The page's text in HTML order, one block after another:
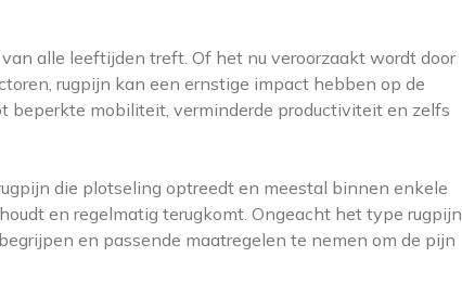
alle leeftijden treft. Of het nu veroorzaakt wordt door
rugpijn kan een ernstige impact hebben op de
mobiliteit, verminderde productiviteit en zelfs
die plotseling optreedt en meestal binnen enkele
en regelmatig terugkomt. Ongeacht het type rugpijn
en passende maatregelen te nemen om de pijn